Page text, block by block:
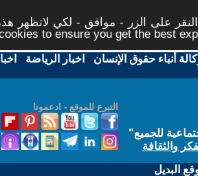
على الزر - موافق - لكي لاتظهر
to ensure you get the best
أنباء حقوق الإنسان - اخبار الرياضة -
التبرع للموقع - ادعمونا
للجميع"
والثقافة
البديل